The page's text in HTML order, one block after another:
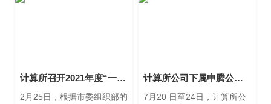
计算所召开2021年度“一报告两评议”工作会
2月25日，根据市委组织部的
计算所公司下属申腾公司参加第二十四届中国青海投资贸易洽谈会
7月20 日至24日，计算所公